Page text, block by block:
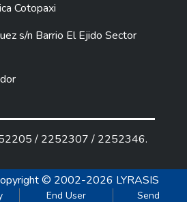
Cotopaxi
s/n Barrio El Ejido Sector
/ 2252307 / 2252346.
© 2002-2026 LYRASIS
End User Send